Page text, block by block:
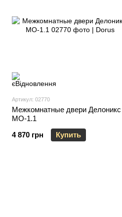
Артикул: 02770
Межкомнатные двери Делоникс
МО-1.1
4 870 грн
Купить